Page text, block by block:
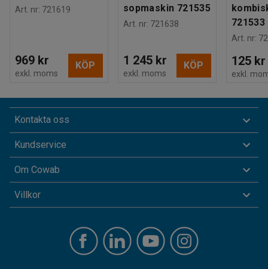
Art. nr: 721619
969 kr
exkl. moms
KÖP
sopmaskin 721535
Art. nr: 721638
1 245 kr
exkl. moms
KÖP
721533
Art. nr:
125 kr
exkl.
Kontakta oss
Kundservice
Om Cowab
Villkor